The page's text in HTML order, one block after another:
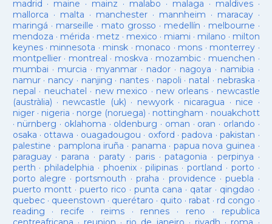
madrid · maine · mainz · malabo · malaga · maldives·
mallorca · malta · manchester· mannheim · maracay·
maringá · marseille · mato grosso · medellín · melbourne ·
mendoza · mérida · metz · mexico · miami · milano · milton
keynes· minnesota · minsk · monaco · mons · monterrey ·
montpellier· montreal · moskva · mozambic· muenchen ·
mumbai · murcia · myanmar· nador · nagoya · namibia ·
namur· nancy · nanjing · nantes · napoli · natal · nebraska ·
nepal · neuchatel · new mexico · new orleans· newcastle
(austràlia) · newcastle (uk) · newyork· nicaragua · nice ·
niger· nigeria · norge (noruega) · nottingham · nouakchott
· nürnberg · oklahoma · oldenburg · oman · oran · orlando ·
osaka · ottawa · ouagadougou · oxford ·padova ·pakistan ·
palestine · pamplona iruña · panama · papua nova guinea ·
paraguay· parana ·paraty · paris·patagonia · perpinya ·
perth ·philadelphia · phoenix·pilipinas ·portland · porto ·
porto alegre ·portsmouth ·praha · providence ·puebla ·
puerto montt· puerto rico ·punta cana · qatar · qingdao ·
quebec· queenstown · querétaro · quito · rabat · rd congo ·
reading · recife · reims· rennes · reno · republica